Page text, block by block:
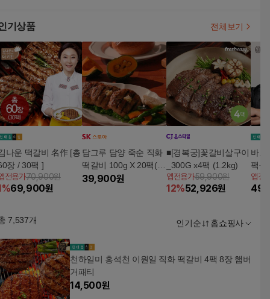
기상품 전체보기
나운 떡갈비 名作 [총
장 / 30팩 ]
전용가70,900원
%69,900원
담그루 담양 죽순 직화
떡갈비 100g X 20팩(1
팩당 1장/총 20장)
39,900원
■[경복궁]꽃갈비살구이
_300G x4팩 (1.2kg)
앱전용가59,900원
12%52,926원
바로
팩+
앱전
7,537개 인기순 홈쇼핑사
천하일미 홍석천 이원일 직화 떡갈비 4팩 8장 햄버
거패티
14,500원